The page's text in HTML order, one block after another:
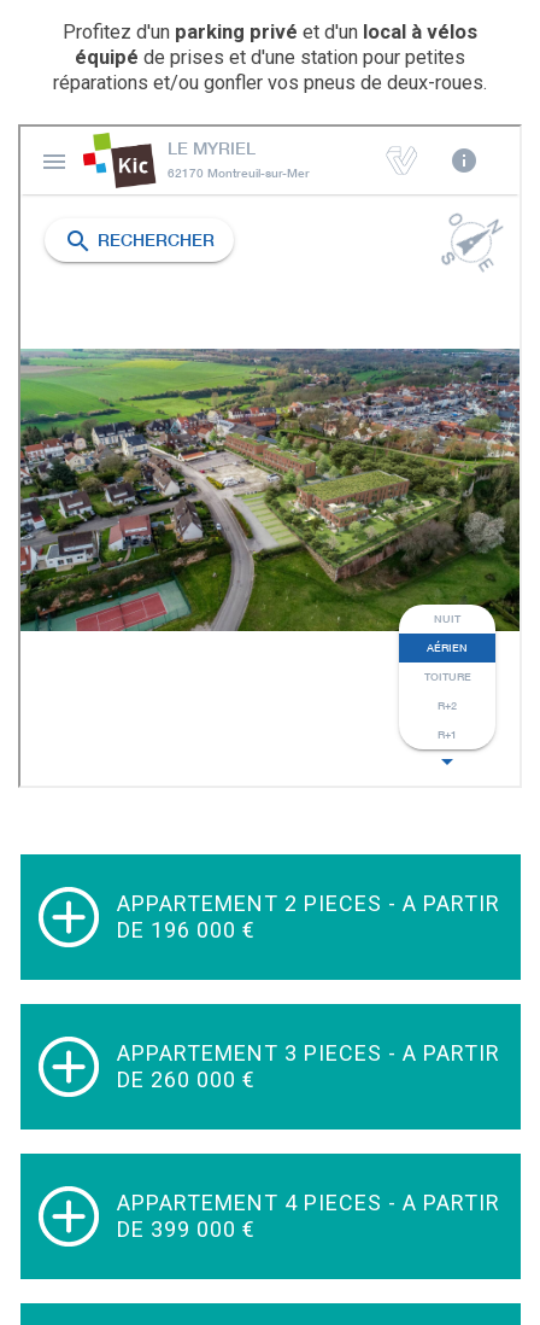
Profitez d'un parking privé et d'un local à vélos
équipé de prises et d'une station pour petites
réparations et/ou gonfler vos pneus de deux-roues.
APPARTEMENT 2 PIECES - A PARTIR
DE 196 000 €
APPARTEMENT 3 PIECES - A PARTIR
DE 260 000 €
APPARTEMENT 4 PIECES - A PARTIR
DE 399 000 €